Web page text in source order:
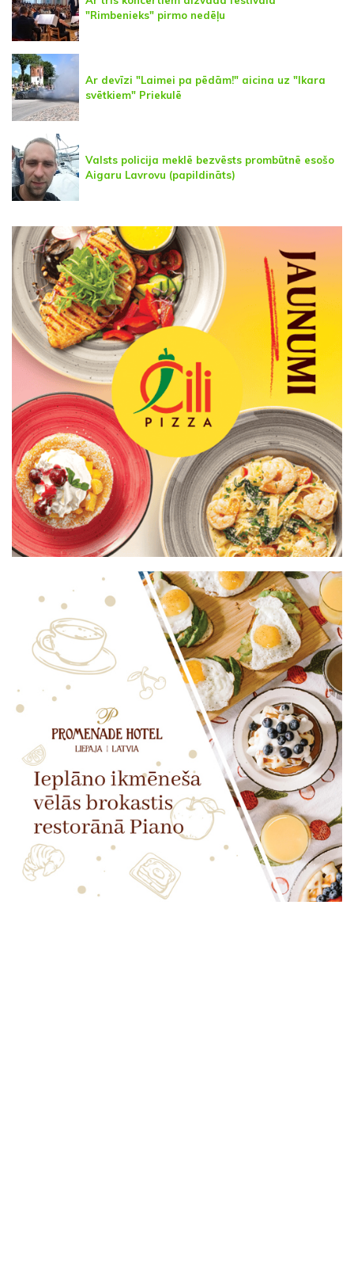
"Rimbenieks" pirmo nedēļu
Ar devīzi "Laimei pa pēdām!" aicina uz "Ikara
svētkiem" Priekulē
Valsts policija meklē bezvēsts prombūtnē esošo
Aigaru Lavrovu (papildināts)